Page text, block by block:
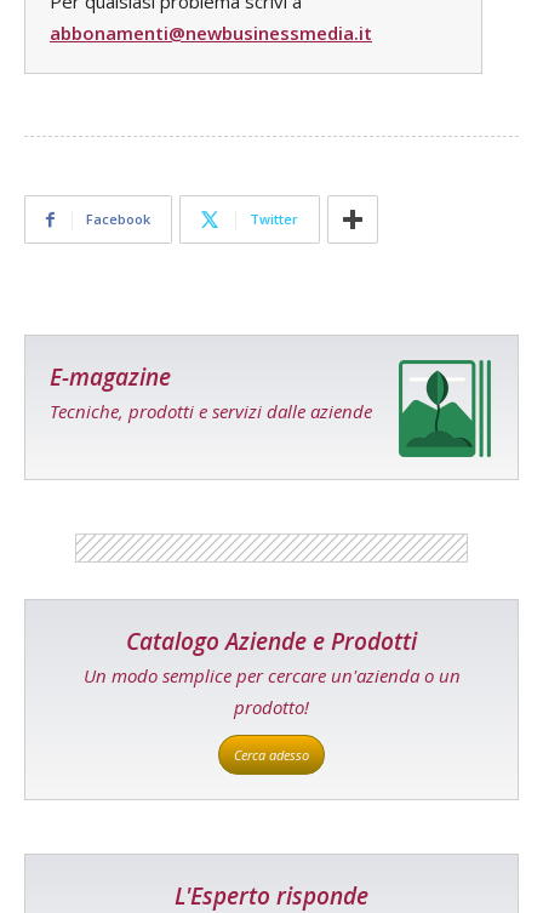
abbonamenti@newbusinessmedia.it
Facebook Twitter
E-magazine
Tecniche, prodotti e servizi dalle aziende
Catalogo Aziende e Prodotti
Un modo semplice per cercare un'azienda o un
prodotto!
Cerca adesso
L'Esperto risponde